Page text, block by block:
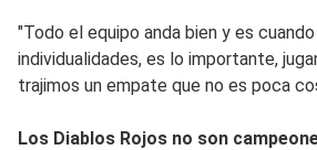
"Todo el equipo anda bien y es
individualidades, es lo importante,
trajimos un empate que no es poca
Los Diablos Rojos no son